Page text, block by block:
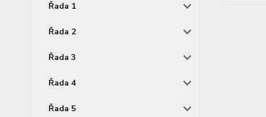
Řada 1
Řada 2
Řada 3
Řada 4
Řada 5